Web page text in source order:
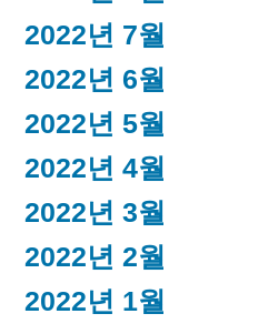
2022년 7월
2022년 6월
2022년 5월
2022년 4월
2022년 3월
2022년 2월
2022년 1월